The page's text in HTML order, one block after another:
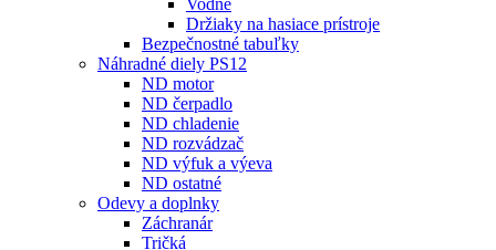
Vodné
Držiaky na hasiace prístroje
Bezpečnostné tabuľky
Náhradné diely PS12
ND motor
ND čerpadlo
ND chladenie
ND rozvádzač
ND výfuk a výeva
ND ostatné
Odevy a doplnky
Záchranár
Tričká